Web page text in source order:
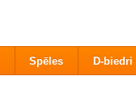
Spēles D-biedri